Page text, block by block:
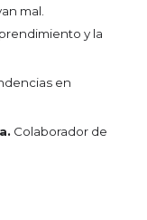
mal.
y la
en
Colaborador de